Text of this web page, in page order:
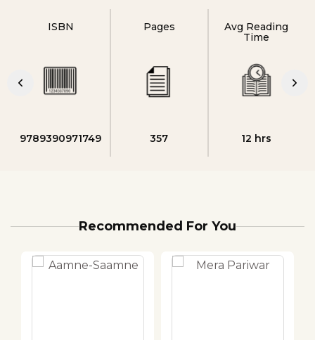
ISBN
9789390971749
Pages
357
Avg Reading
Time
12 hrs
Recommended For You